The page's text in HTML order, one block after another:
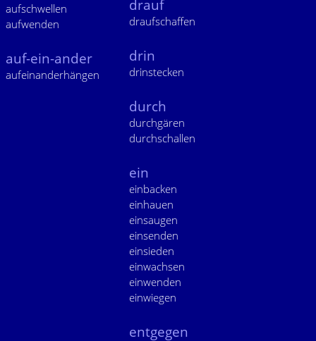
aufschwellen
aufwenden
auf-ein-ander
aufeinanderhängen
drauf
draufschaffen
drin
drinstecken
durch
durchgären
durchschallen
ein
einbacken
einhauen
einsaugen
einsenden
einsieden
einwachsen
einwenden
einwiegen
entgegen